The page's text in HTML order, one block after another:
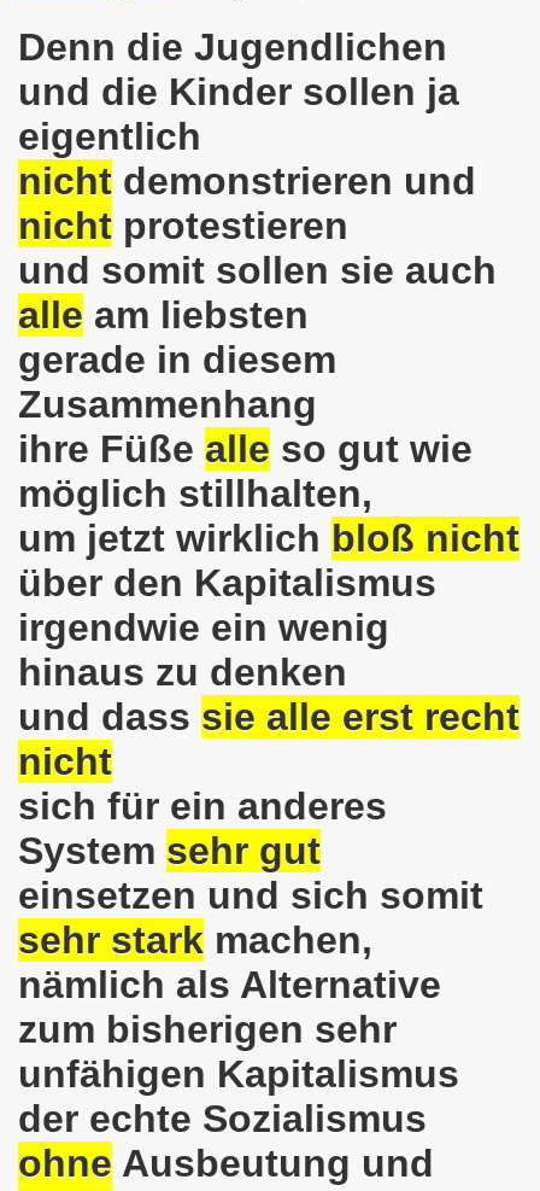
Denn die Jugendlichen
und die Kinder sollen ja
eigentlich
nicht demonstrieren und
nicht protestieren
und somit sollen sie auch
alle am liebsten
gerade in diesem
Zusammenhang
ihre Füße alle so gut wie
möglich stillhalten,
um jetzt wirklich bloß nicht
über den Kapitalismus
irgendwie ein wenig
hinaus zu denken
und dass sie alle erst recht
nicht
sich für ein anderes
System sehr gut
einsetzen und sich somit
sehr stark machen,
nämlich als Alternative
zum bisherigen sehr
unfähigen Kapitalismus
der echte Sozialismus
ohne Ausbeutung und
Montagsdemo-Bewegung in Gelsenkirchen ins Jahr
Bewegung am 14.10.2019 mit klarer Haltung gegen
protestiert und demonstriert am 14.10.2019:
auf der 16. bundesweiten Herbstdemo-
Herbstdemonstration am 03. Oktober 2019 in
am 03. Oktober 2019 in Erfurt
Bewegung am 09.09.2019 erklärt Dietrich Keil aus
am 09.09.2019 in Gelsenkirchen
findet am 03.10.2019 in Erfurt statt!
am 12.08.2019 - ein begeisterndes Fest
Montagsdemo-Bewegung steigt am 12.08.2019!
in Gelsenkirchen: Die Entlassungen im
diskutierte am 13.05.2019 mit Europawahl-
der Bergleute und ihrer Familien am 17.06.2019 und
diskutiert am 13.05.2019 mit Europawahl-
nimmt am 08.04.2019 Mietfragen, Hartz IV und
Bewegung am 11.03.2019 mahnt an Folgen von
am 11.03.2019 solidarisch mit Kollegen in
am 11.03.2019 im Zeichen des
am 11.02.2019 protestiert und demonstriert
am 11.02.2019 - antifaschistische Demonstration
701. Montagsdemonstration Gelsenkirchen
stärken - jetzt erst recht!